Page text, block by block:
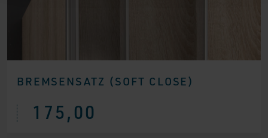
BREMSENSATZ (SOFT CLOSE)
175,00